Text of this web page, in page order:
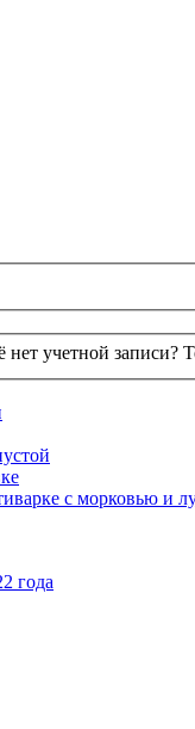
нет учетной записи?
с морковью и
года